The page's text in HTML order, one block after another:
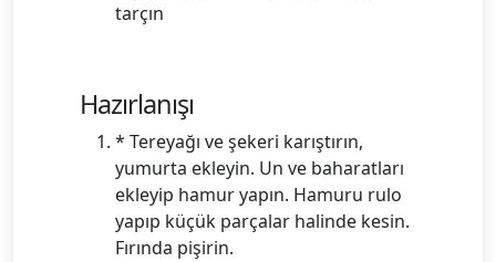
tarçın
Hazırlanışı
* Tereyağı ve şekeri karıştırın,
yumurta ekleyin. Un ve baharatları
ekleyip hamur yapın. Hamuru rulo
yapıp küçük parçalar halinde kesin.
Fırında pişirin.